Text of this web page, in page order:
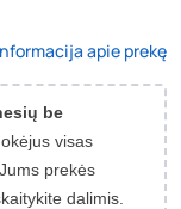
apie prekę
be
visas
prekės
dalimis.